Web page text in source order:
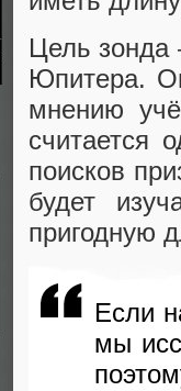
Цель зонда
Юпитера.
мнению
считается
поисков
будет
пригодную
Если
мы